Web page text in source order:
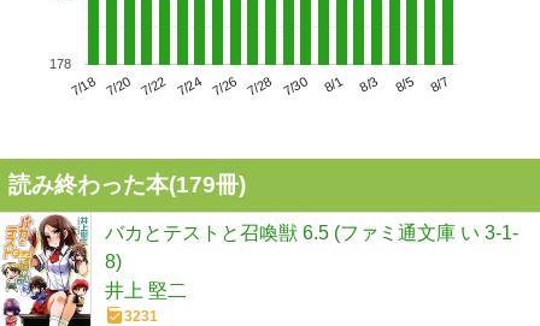
7/18 7/20 7/22 7/24 7/26 7/28 7/30 8/1 8/3 8/5 8/7
178
読み終わった本(179冊)
バカとテストと召喚獣 6.5 (ファミ通文庫 い 3-1-
8)
井上 堅二
3231